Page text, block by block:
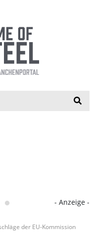
- Anzeige -
der EU-Kommission